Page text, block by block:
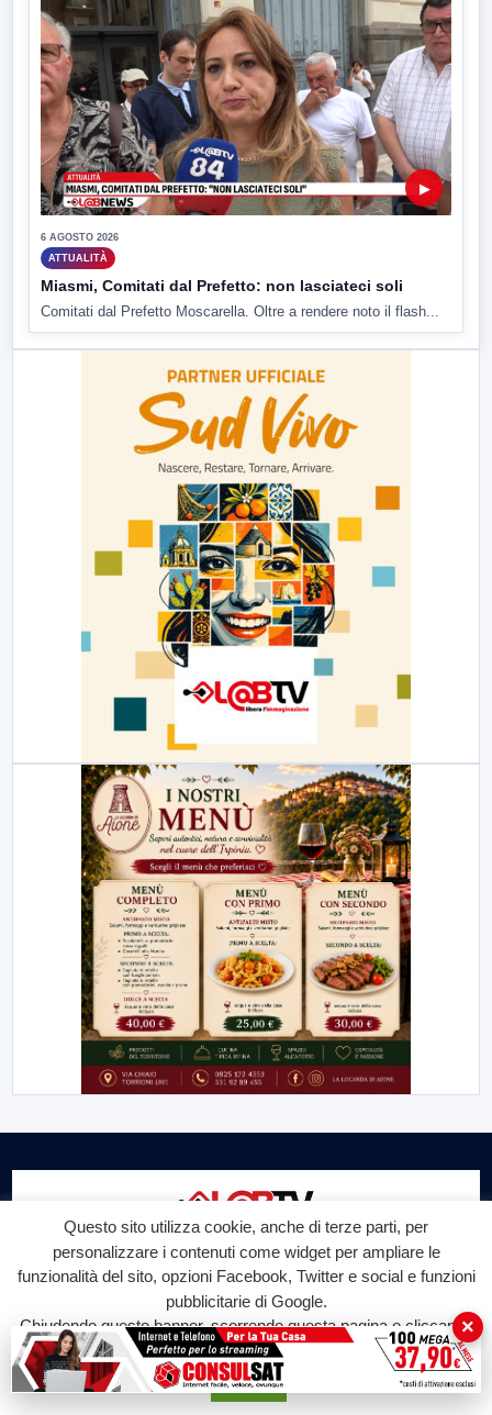
▶
6 AGOSTO 2026
ATTUALITÀ
Miasmi, Comitati dal Prefetto: non lasciateci soli
Comitati dal Prefetto Moscarella. Oltre a rendere noto il flash...
Labtv.net è un prodotto Consulservice S.r.l.
Labtv.net è il sito ufficiale del canale televisivo di Lab Tv canale 84
del digitale terrestre Regione Campania
Sede legale: Via Chiaio, 5 - 83010 – Torrioni (AV)
P.IVA 02757950643
Questo sito utilizza cookie, anche di terze parti, per
personalizzare i contenuti come widget per ampliare le
funzionalità del sito, opzioni Facebook, Twitter e social e funzioni
pubblicitarie di Google.
Chiudendo questo banner, scorrendo questa pagina o cliccando
su qualunque suo elemento acconsenti all'uso dei cookie.
Accetta
×